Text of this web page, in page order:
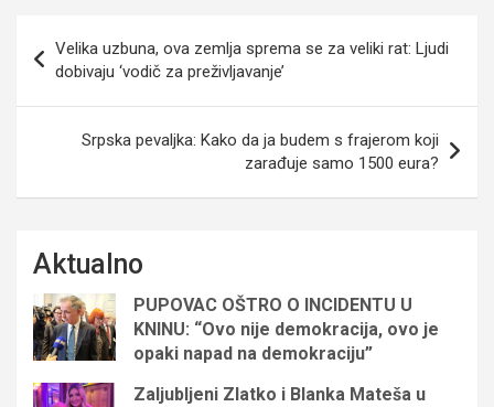
objava
Velika uzbuna, ova zemlja sprema se za veliki rat: Ljudi
dobivaju ‘vodič za preživljavanje’
Srpska pevaljka: Kako da ja budem s frajerom koji
zarađuje samo 1500 eura?
Aktualno
PUPOVAC OŠTRO O INCIDENTU U
KNINU: “Ovo nije demokracija, ovo je
opaki napad na demokraciju”
Zaljubljeni Zlatko i Blanka Mateša u